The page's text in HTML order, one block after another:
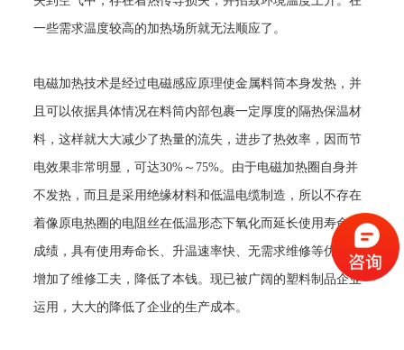
一些需求温度较高的加热场所就无法顺应了。
电磁加热技术是经过电磁感应原理使金属料筒本身发热，并
且可以依据具体情况在料筒内部包裹一定厚度的隔热保温材
料，这样就大大减少了热量的流失，进步了热效率，因而节
电效果非常明显，可达30%～75%。由于电磁加热圈自身并
不发热，而且是采用绝缘材料和低温电缆制造，所以不存在
着像原电热圈的电阻丝在低温形态下氧化而延长使用寿命的
成绩，具有使用寿命长、升温速率快、无需求维修等优点，
增加了维修工夫，降低了本钱。现已被广阔的塑料制品企业
运用，大大的降低了企业的生产成本。